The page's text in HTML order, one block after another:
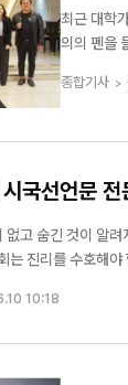
최근 대학
의의 펜을 들고 시국선언에 전
헌정 질서
대의 목격
종합기사
국선언문 전
을 것이 없느니라” (마 10:26) 오
는 진리를 수호해
10:18
국
회